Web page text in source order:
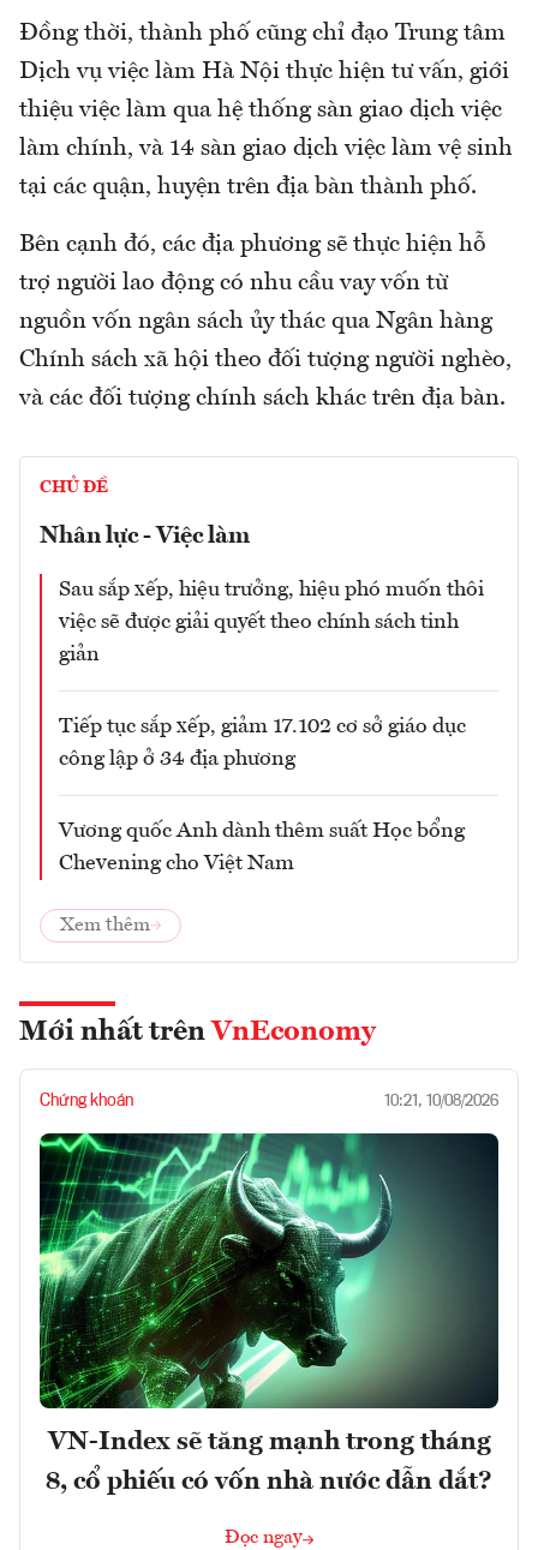
Đồng thời, thành phố cũng chỉ đạo Trung tâm
Dịch vụ việc làm Hà Nội thực hiện tư vấn, giới
thiệu việc làm qua hệ thống sàn giao dịch việc
làm chính, và 14 sàn giao dịch việc làm vệ sinh
tại các quận, huyện trên địa bàn thành phố.
Bên cạnh đó, các địa phương sẽ thực hiện hỗ
trợ người lao động có nhu cầu vay vốn từ
nguồn vốn ngân sách ủy thác qua Ngân hàng
Chính sách xã hội theo đối tượng người nghèo,
và các đối tượng chính sách khác trên địa bàn.
CHỦ ĐỀ
Nhân lực - Việc làm
Sau sắp xếp, hiệu trưởng, hiệu phó muốn thôi
việc sẽ được giải quyết theo chính sách tinh
giản
Tiếp tục sắp xếp, giảm 17.102 cơ sở giáo dục
công lập ở 34 địa phương
Vương quốc Anh dành thêm suất Học bổng
Chevening cho Việt Nam
Xem thêm
Mới nhất trên VnEconomy
Chứng khoán 10:21, 10/08/2026
VN-Index sẽ tăng mạnh trong tháng
8, cổ phiếu có vốn nhà nước dẫn dắt?
Đọc ngay